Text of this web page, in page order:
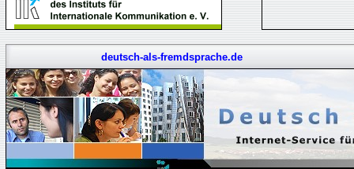
deutsch-als-fremdsprache.de